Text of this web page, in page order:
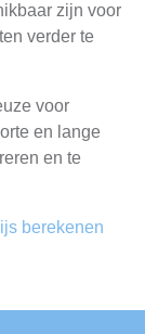
zijn voor
verder te
voor
en lange
en te
berekenen